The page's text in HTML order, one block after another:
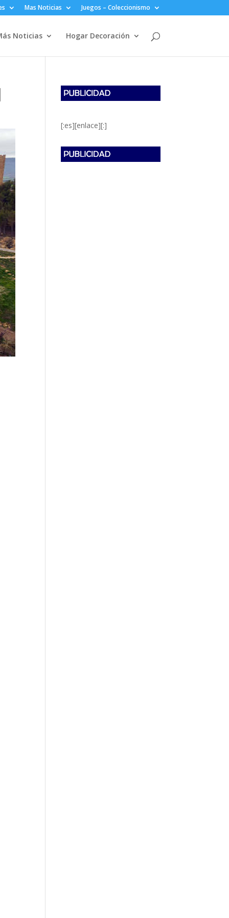
Mas Noticias Juegos – Coleccionismo
Noticias Hogar Decoración
[:es][enlace][:]